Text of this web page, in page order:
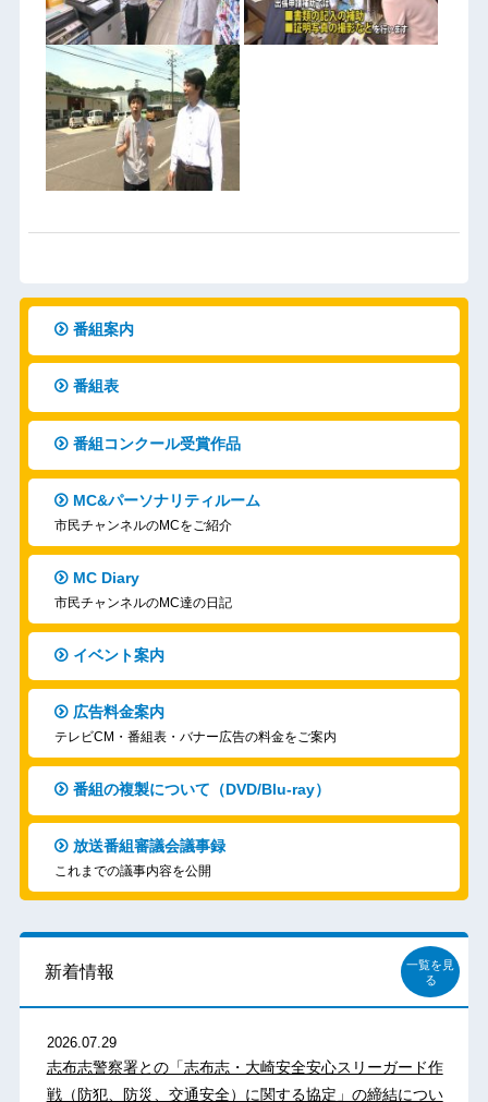
番組案内
番組表
番組コンクール受賞作品
MC&パーソナリティルーム
市民チャンネルのMCをご紹介
MC Diary
市民チャンネルのMC達の日記
イベント案内
広告料金案内
テレビCM・番組表・バナー広告の料金をご案内
番組の複製について（DVD/Blu-ray）
放送番組審議会議事録
これまでの議事内容を公開
新着情報
一覧を見
る
2026.07.29
志布志警察署との「志布志・大崎安全安心スリーガード作
戦（防犯、防災、交通安全）に関する協定」の締結につい